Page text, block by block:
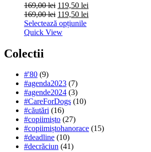
169,00lei 119,50 lei
169,00lei 119,50 lei
Selectează opțiunile
Quick View
Colectii
#'80 (9)
#agenda2023 (7)
#agende2024 (3)
#CareForDogs (10)
#căutări (16)
#copiimișto (27)
#copiimiștohanorace (15)
#deadline (10)
#decrăciun (41)